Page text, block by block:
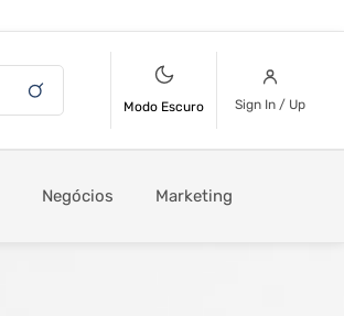
Modo Escuro Sign In / Up
Negócios Marketing